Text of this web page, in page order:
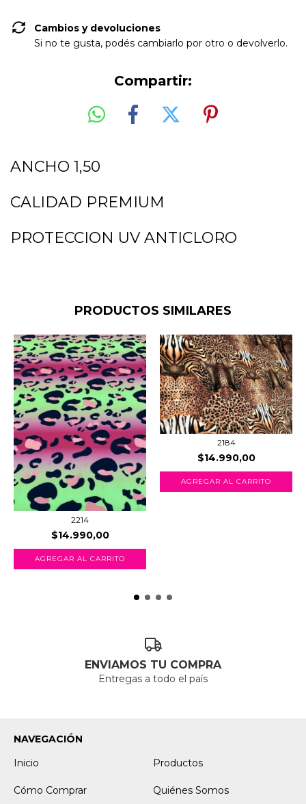
Cambios y devoluciones
Si no te gusta, podés cambiarlo por otro o devolverlo.
Compartir:
ANCHO 1,50
CALIDAD PREMIUM
PROTECCION UV ANTICLORO
PRODUCTOS SIMILARES
2214
$14.990,00
AGREGAR AL CARRITO
2184
$14.990,00
AGREGAR AL CARRITO
ENVIAMOS TU COMPRA
Entregas a todo el país
NAVEGACIÓN
Inicio
Productos
Cómo Comprar Quiénes Somos